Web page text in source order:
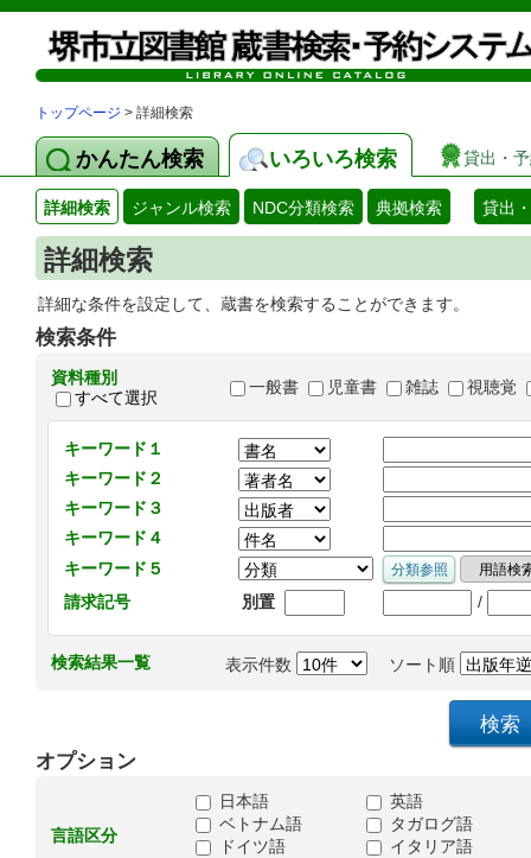
トップページ > 詳細検索
かんたん検索 いろいろ検索 貸出・
詳細検索 ジャンル検索 NDC分類検索 典拠検索 貸出
詳細検索
詳細な条件を設定して、蔵書を検索することができます。
検索条件
資料種別
すべて選択
一般書 児童書 雑誌 視聴覚
キーワード１
キーワード２
キーワード３
キーワード４
キーワード５
請求記号
別置 /
検索結果一覧 表示件数 ソート順
オプション
言語区分
日本語
英語
ベトナム語
タガログ語
ドイツ語
イタリア語